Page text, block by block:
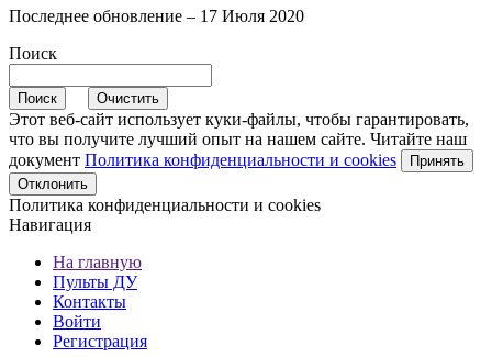
Последнее обновление – 17 Июля 2020
Поиск
Этот веб-сайт использует куки-файлы, чтобы гарантировать,
что вы получите лучший опыт на нашем сайте. Читайте наш
документ Политика конфиденциальности и cookies
Принять
Отклонить
Политика конфиденциальности и cookies
Навигация
На главную
Пульты ДУ
Контакты
Войти
Регистрация